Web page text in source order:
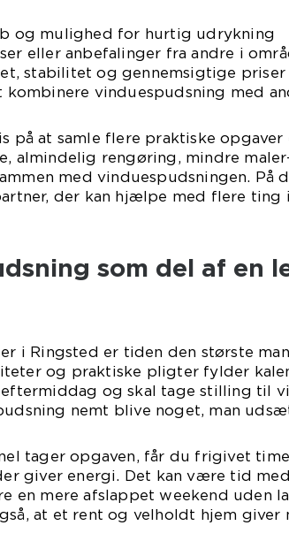
og mulighed for hurtig udrykning
eller anbefalinger fra andre i
stabilitet og gennemsigtige priser
kombinere vinduespudsning med
på at samle flere praktiske opgaver
almindelig rengøring, mindre
med vinduespudsningen. På
der kan hjælpe med flere ting
som del af en
i Ringsted er tiden den største
og praktiske pligter fylder
eftermiddag og skal tage stilling til
nemt blive noget, man
tager opgaven, får du frigivet
giver energi. Det kan være tid
en mere afslappet weekend uden
at et rent og velholdt hjem giver